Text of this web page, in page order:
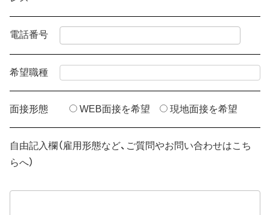
電話番号
希望職種
面接形態 WEB面接を希望 現地面接を希望
自由記入欄（雇用形態など、ご質問やお問い合わせはこち
らへ）